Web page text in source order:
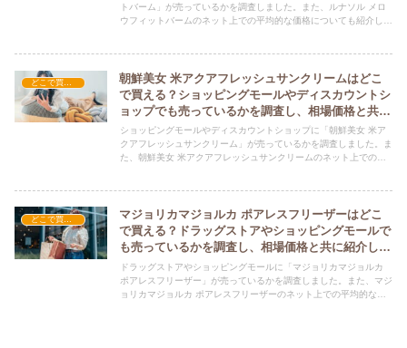
トバーム」が売っているかを調査しました。また、ルナソル メロ
ウフィットバームのネット上での平均的な価格についても紹介して
朝鮮美女 米アクアフレッシュサンクリームはどこ
で買える？ショッピングモールやディスカウントシ
ョップでも売っているかを調査し、相場価格と共に
紹介します。
ショッピングモールやディスカウントショップに「朝鮮美女 米ア
クアフレッシュサンクリーム」が売っているかを調査しました。ま
た、朝鮮美女 米アクアフレッシュサンクリームのネット上での平
マジョリカマジョルカ ポアレスフリーザーはどこ
で買える？ドラッグストアやショッピングモールで
も売っているかを調査し、相場価格と共に紹介しま
す。
ドラッグストアやショッピングモールに「マジョリカマジョルカ
ポアレスフリーザー」が売っているかを調査しました。また、マジ
ョリカマジョルカ ポアレスフリーザーのネット上での平均的な価